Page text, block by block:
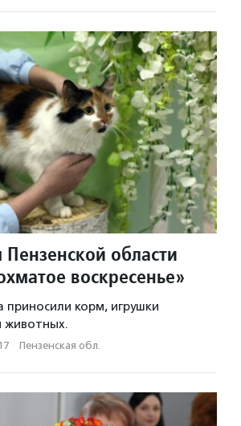
области
воскресенье»
приносили корм, игрушки
животных.
· Пензенская обл.